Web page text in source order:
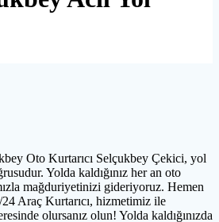
Oto Kurtarıcı Selçukbey Çekici, yol
Yolda kaldığınız her an oto
mağduriyetinizi gideriyoruz. Hemen
Araç Kurtarıcı, hizmetimiz ile
olursanız olun! Yolda kaldığınızda